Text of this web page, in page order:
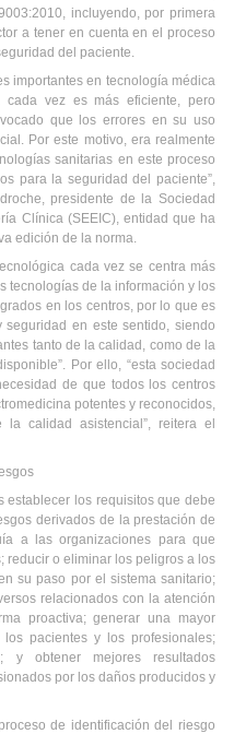
incluyendo, por primera
a tener en cuenta en el proceso
del paciente.
importantes en tecnología médica
vez es más eficiente, pero
que los errores en su uso
Por este motivo, era realmente
sanitarias en este proceso
para la seguridad del paciente”,
presidente de la Sociedad
Clínica (SEEIC), entidad que ha
edición de la norma.
cada vez se centra más
tecnologías de la información y los
en los centros, por lo que es
en este sentido, siendo
tanto de la calidad, como de la
Por ello, “esta sociedad
de que todos los centros
potentes y reconocidos,
calidad asistencial”, reitera el
establecer los requisitos que debe
derivados de la prestación de
a las organizaciones para que
reducir o eliminar los peligros a los
su paso por el sistema sanitario;
relacionados con la atención
proactiva; generar una mayor
pacientes y los profesionales;
y obtener mejores resultados
por los daños producidos y
de identificación del riesgo